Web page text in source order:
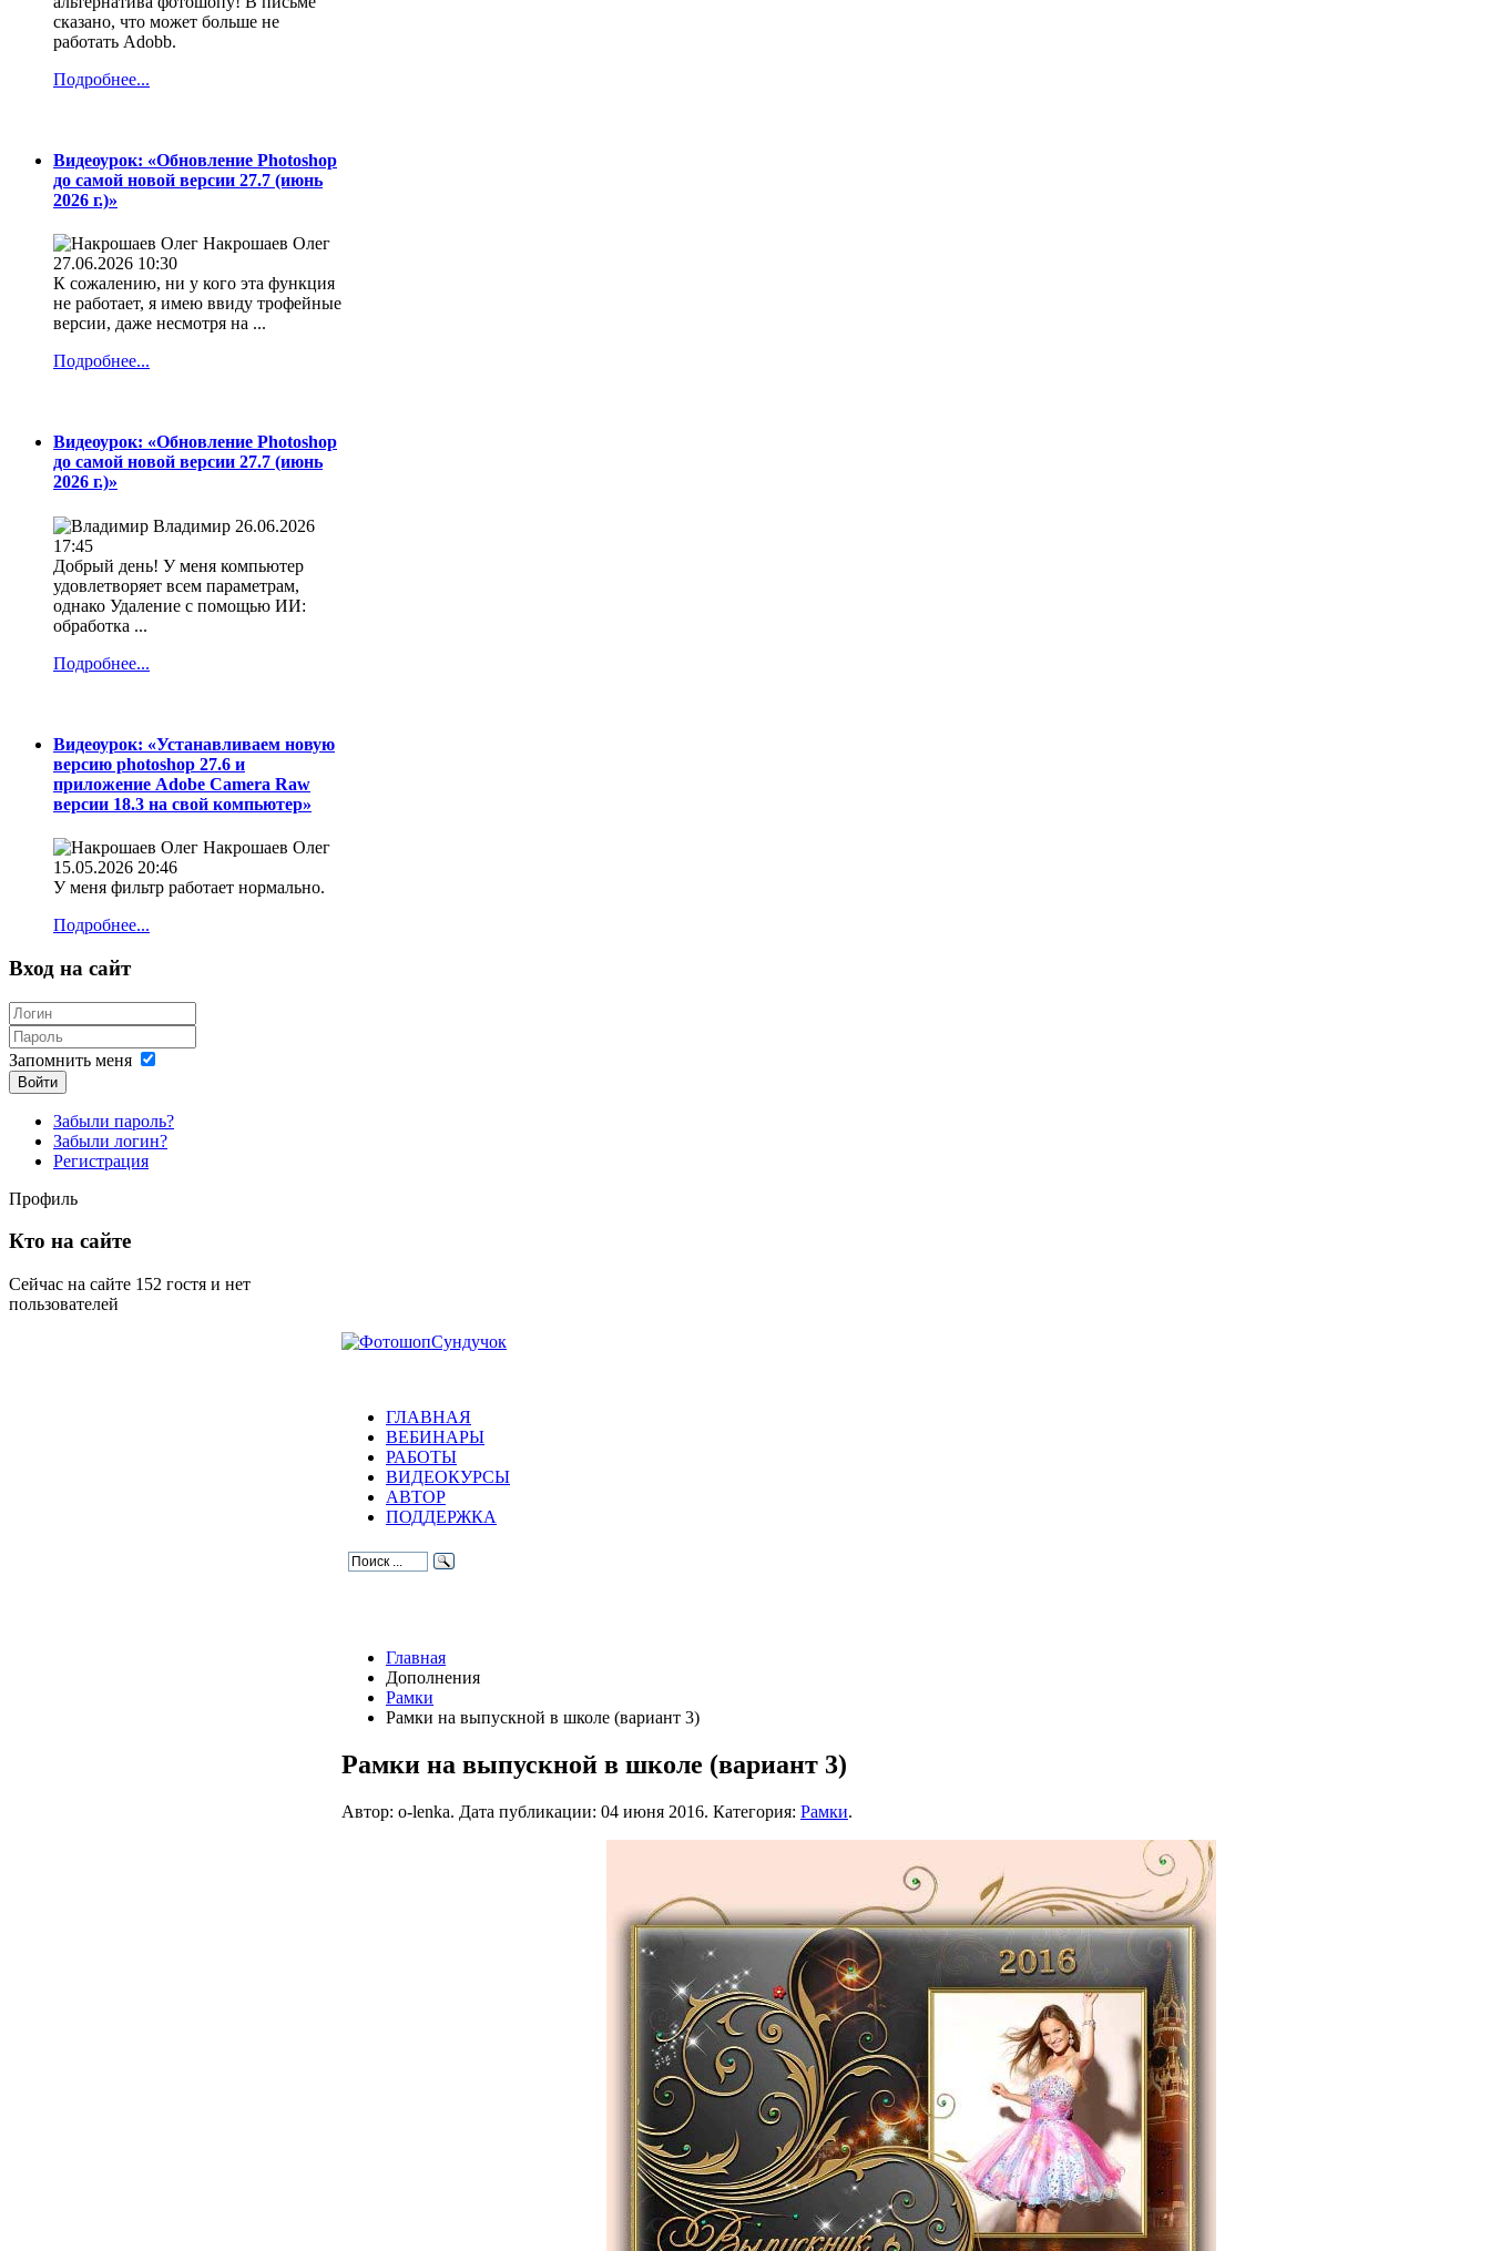
сказано, что может больше не
работать Adobb.
Подробнее...
Видеоурок: «Обновление Photoshop
до самой новой версии 27.7 (июнь
2026 г.)»
Накрошаев Олег
27.06.2026 10:30
К сожалению, ни у кого эта функция
не работает, я имею ввиду трофейные
версии, даже несмотря на ...
Подробнее...
Видеоурок: «Обновление Photoshop
до самой новой версии 27.7 (июнь
2026 г.)»
Владимир 26.06.2026
17:45
Добрый день! У меня компьютер
удовлетворяет всем параметрам,
однако Удаление с помощью ИИ:
обработка ...
Подробнее...
Видеоурок: «Устанавливаем новую
версию photoshop 27.6 и
приложение Adobe Camera Raw
версии 18.3 на свой компьютер»
Накрошаев Олег
15.05.2026 20:46
У меня фильтр работает нормально.
Подробнее...
Вход на сайт
Запомнить меня
Войти
Забыли пароль?
Забыли логин?
Регистрация
Профиль
Кто на сайте
Сейчас на сайте 152 гостя и нет
пользователей
ГЛАВНАЯ
ВЕБИНАРЫ
РАБОТЫ
ВИДЕОКУРСЫ
АВТОР
ПОДДЕРЖКА
Главная
Дополнения
Рамки
Рамки на выпускной в школе (вариант 3)
Рамки на выпускной в школе (вариант 3)
Автор: o-lenka. Дата публикации: 04 июня 2016. Категория: Рамки.